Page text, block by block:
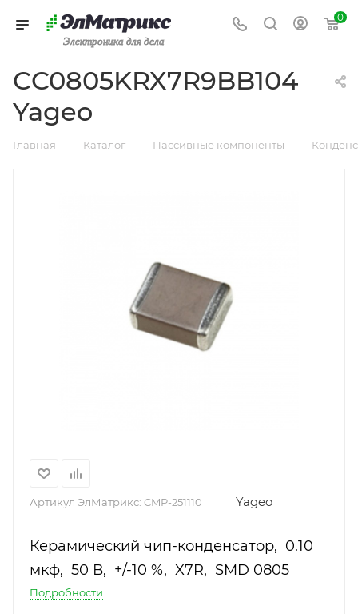
Электроника для дела
0
CC0805KRX7R9BB104
Yageo
Главная — Каталог — Пассивные компоненты —
Артикул ЭлМатрикс: CMP-251110 Yageo
Керамический чип-конденсатор, 0.10
мкф, 50 В, +/-10 %, X7R, SMD 0805
Подробности